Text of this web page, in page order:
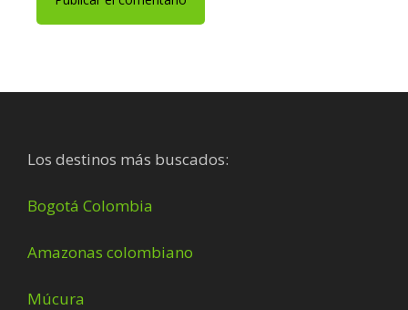
Los destinos más buscados:
Bogotá Colombia
Amazonas colombiano
Múcura